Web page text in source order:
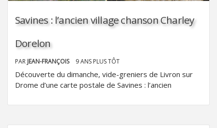
Savines : l’ancien village chanson Charley
Dorelon
PAR JEAN-FRANÇOIS 9 ANS PLUS TÔT
Découverte du dimanche, vide-greniers de Livron sur
Drome d’une carte postale de Savines : l’ancien